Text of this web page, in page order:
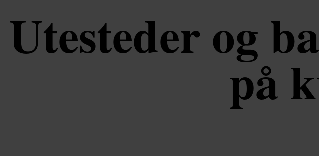
Utesteder og
på